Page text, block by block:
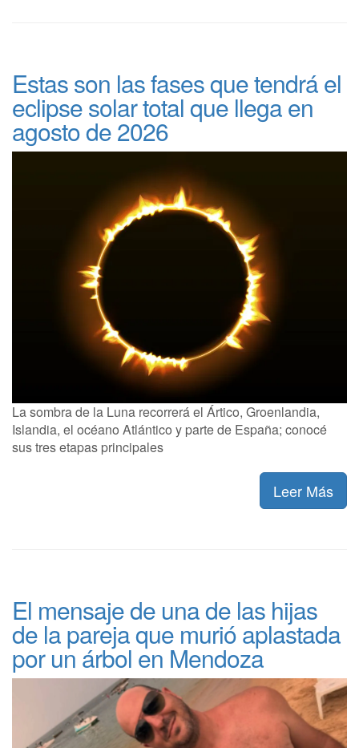
Estas son las fases que tendrá el
eclipse solar total que llega en
agosto de 2026
La sombra de la Luna recorrerá el Ártico, Groenlandia,
Islandia, el océano Atlántico y parte de España; conocé
sus tres etapas principales
Leer Más
El mensaje de una de las hijas
de la pareja que murió aplastada
por un árbol en Mendoza